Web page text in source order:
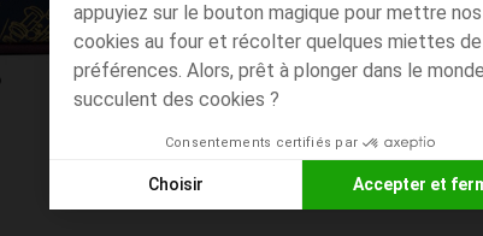
appuyiez sur le bouton magique pour mettre nos
cookies au four et récolter quelques miettes
préférences. Alors, prêt à plonger dans le monde
succulent des cookies ?
Consentements certifiés par
Choisir Accepter et
MODES DE
Mon